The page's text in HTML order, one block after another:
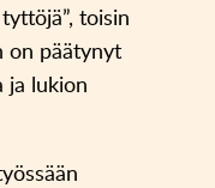
toisin
on päätynyt
ja lukion